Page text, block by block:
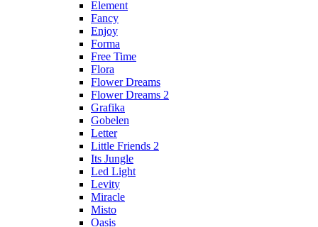
Element
Fancy
Enjoy
Forma
Free Time
Flora
Flower Dreams
Flower Dreams 2
Grafika
Gobelen
Letter
Little Friends 2
Its Jungle
Led Light
Levity
Miracle
Misto
Oasis